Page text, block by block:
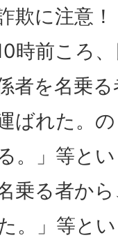
欺に注意！
時前ころ
者を名乗
ばれた。
。」等と
乗る者か
。」等と